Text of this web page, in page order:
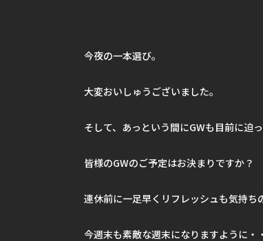
今夜の一本選び。
大変おいしゅうございました。
そして、あっという間にGWも目前に迫っ
皆様のGWのご予定はお決まりですか？
連休前に一足早くリフレッシュも気持ち
今週末も素敵な週末になりますように・